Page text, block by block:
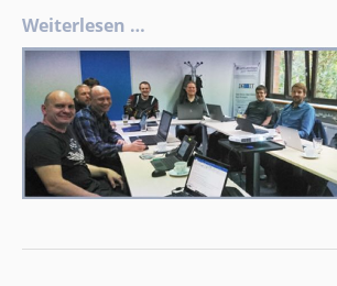
Weiterlesen …